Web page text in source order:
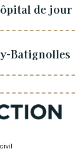
de jour
Batignolles